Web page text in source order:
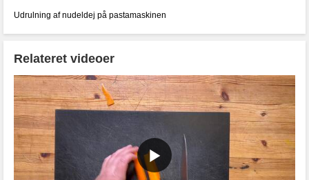
Udrulning af nudeldej på pastamaskinen
Relateret videoer